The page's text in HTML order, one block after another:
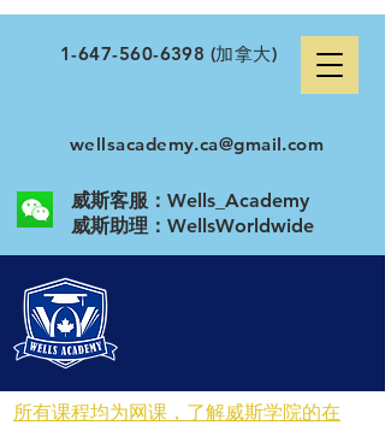
1-647-560-6398 (加拿大)
wellsacademy.ca@gmail.com
威斯客服：Wells_Academy
​威斯助理：WellsWorldwide
所有课程均为网课，了解威斯学院的在